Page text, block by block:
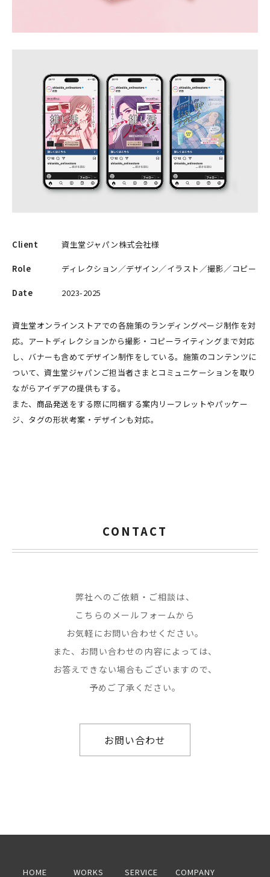
Client 資生堂ジャパン株式会社様
Role ディレクション／デザイン／イラスト／撮影／コピー
Date 2023-2025
資生堂オンラインストアでの各施策のランディングページ制作を対
応。アートディレクションから撮影・コピーライティングまで対応
し、バナーも含めてデザイン制作をしている。施策のコンテンツに
ついて、資生堂ジャパンご担当者さまとコミュニケーションを取り
ながらアイデアの提供もする。
また、商品発送をする際に同梱する案内リーフレットやパッケー
ジ、タグの形状考案・デザインも対応。
CONTACT
弊社へのご依頼・ご相談は、
こちらのメールフォームから
お気軽にお問い合わせください。
また、お問い合わせの内容によっては、
お答えできない場合もございますので、
予めご了承ください。
お問い合わせ
HOME WORKS SERVICE COMPANY